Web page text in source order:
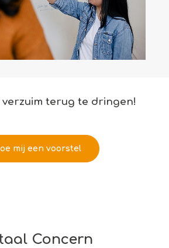
verzuim terug te dringen!
mij een voorstel
Concern